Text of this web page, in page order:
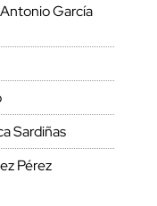
García
Sardiñas
Pérez